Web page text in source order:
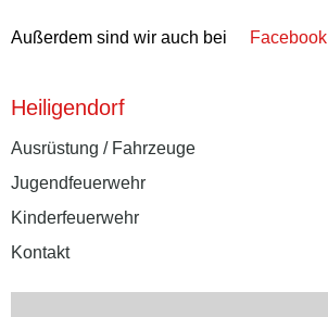
Außerdem sind wir auch bei Facebook
Heiligendorf
Ausrüstung / Fahrzeuge
Jugendfeuerwehr
Kinderfeuerwehr
Kontakt